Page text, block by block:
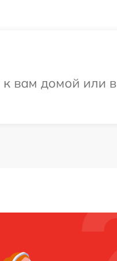
вам домой или в